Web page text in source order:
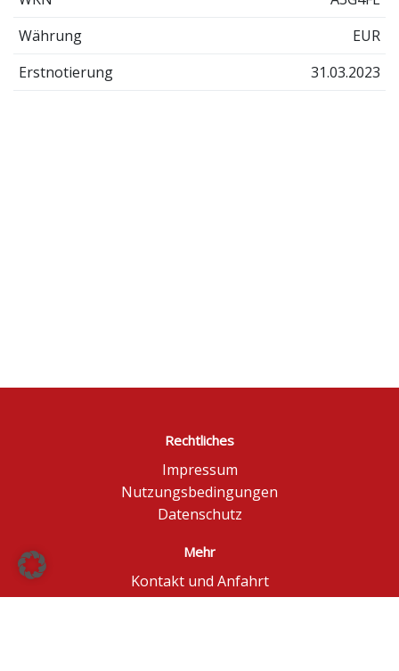
Währung
EUR
Erstnotierung
31.03.2023
Rechtliches
Impressum
Nutzungsbedingungen
Datenschutz
Mehr
Kontakt und Anfahrt
Börse Düsseldorf